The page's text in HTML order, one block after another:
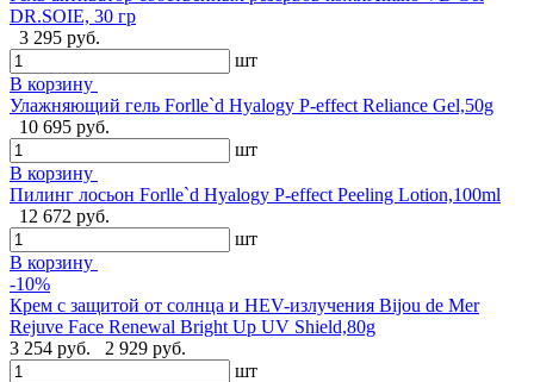
DR.SOIE, 30 гр
3 295 руб.
шт
В корзину
Улажняющий гель Forlle`d Hyalogy P-effect Reliance Gel,50g
10 695 руб.
шт
В корзину
Пилинг лосьон Forlle`d Hyalogy P-effect Peeling Lotion,100ml
12 672 руб.
шт
В корзину
-10%
Крем с защитой от солнца и HEV-излучения Bijou de Mer
Rejuve Face Renewal Bright Up UV Shield,80g
3 254 руб.
2 929 руб.
шт